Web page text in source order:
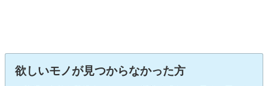
欲しいモノが見つからなかった方